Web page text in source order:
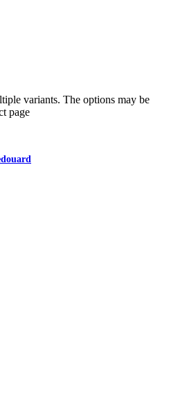
variants. The options may be
page